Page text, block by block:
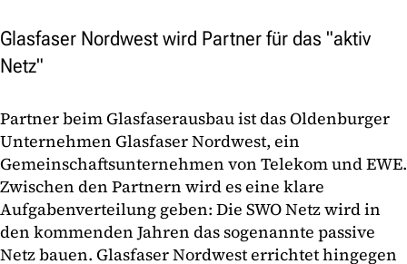
Glasfaser Nordwest wird Partner für das "aktiv
Netz"
Partner beim Glasfaserausbau ist das Oldenburger
Unternehmen Glasfaser Nordwest, ein
Gemeinschaftsunternehmen von Telekom und EWE.
Zwischen den Partnern wird es eine klare
Aufgabenverteilung geben: Die SWO Netz wird in
den kommenden Jahren das sogenannte passive
Netz bauen. Glasfaser Nordwest errichtet hingegen